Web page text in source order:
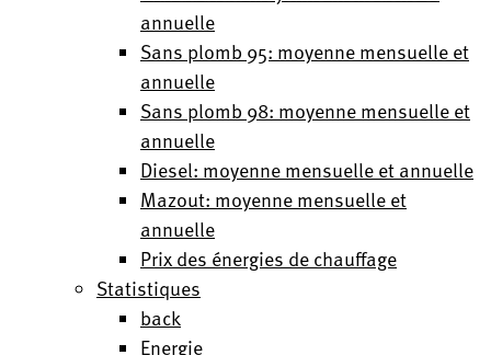
annuelle
Sans plomb 95: moyenne mensuelle et
annuelle
Sans plomb 98: moyenne mensuelle et
annuelle
Diesel: moyenne mensuelle et annuelle
Mazout: moyenne mensuelle et
annuelle
Prix des énergies de chauffage
Statistiques
back
Energie